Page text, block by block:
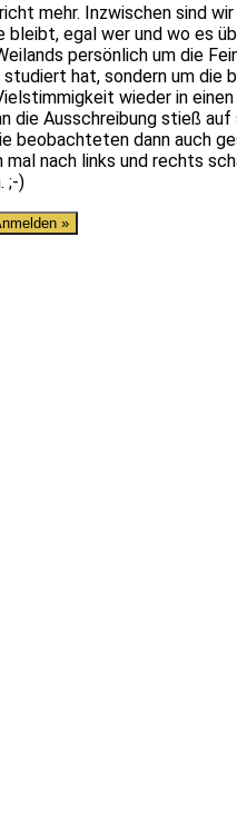
mehr. Inzwischen sind wir
egal wer und wo es
persönlich um die
hat, sondern um
wieder in
Ausschreibung stieß
dann auch
nach links und rechts
;-)